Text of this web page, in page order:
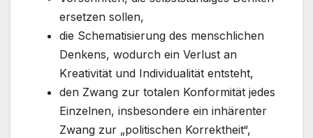
ersetzen sollen,
die Schematisierung des menschlichen
Denkens, wodurch ein Verlust an
Kreativität und Individualität entsteht,
den Zwang zur totalen Konformität jedes
Einzelnen, insbesondere ein inhärenter
Zwang zur „politischen Korrektheit“,